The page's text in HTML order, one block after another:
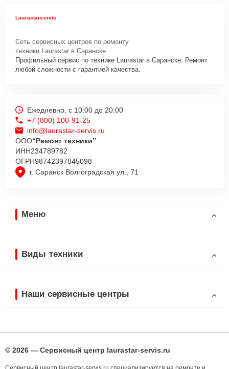
Laurastarservis
Сеть сервисных центров по ремонту
техники Laurastar в Саранске.
Профильный сервис по технике Laurastar в Саранске. Ремонт
любой сложности с гарантией качества.
г. Саранск Волгоградская ул., 71
Ежедневно, с 10:00 до 20:00
+7 (800) 100-91-25
info@laurastar-servis.ru
ООО“Ремонт техники”
ИНН234789782
ОГРН98742397845098
Меню
Виды техники
Наши сервисные центры
© 2026 — Сервисный центр laurastar-servis.ru